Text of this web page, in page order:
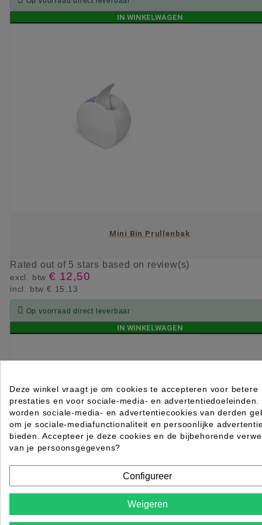
IN WINKELWAGEN
Mini Bin Prullenbak
Rated out of 5 stars based on review(s)
excl. btw € 12,50
incl. btw € 15,13
 Op voorraad direct leverbaar
IN WINKELWAGEN
Deze winkel vraagt je om cookies te accepteren voor betere
prestaties en voor sociale-media- en advertentiedoeleinden.
worden sociale-media- en advertentiecookies van derden
om je sociale-mediafunctionaliteit en persoonlijke
bieden. Accepteer je deze cookies en de bijbehorende
van je persoonsgegevens?
Configureer
Weigeren